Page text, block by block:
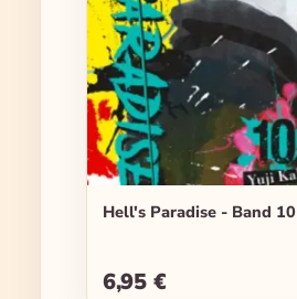
Hell's Paradise - Band 10
Regulärer Preis:
6,95 €